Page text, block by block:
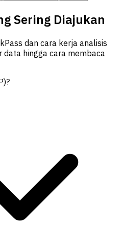
Sering Diajukan
dan cara kerja analisis
hingga cara membaca